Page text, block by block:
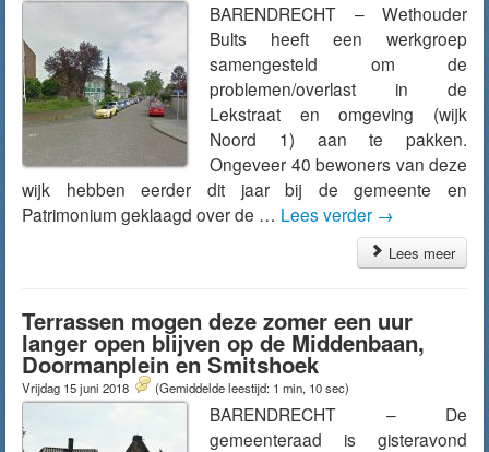
BARENDRECHT – Wethouder
Bults heeft een werkgroep
samengesteld om de
problemen/overlast in de
Lekstraat en omgeving (wijk
Noord 1) aan te pakken.
Ongeveer 40 bewoners van deze
wijk hebben eerder dit jaar bij de gemeente en
Patrimonium geklaagd over de … Lees verder →
Lees meer
Terrassen mogen deze zomer een uur
langer open blijven op de Middenbaan,
Doormanplein en Smitshoek
Vrijdag 15 juni 2018 (Gemiddelde leestijd: 1 min, 10 sec)
BARENDRECHT – De
gemeenteraad is gisteravond